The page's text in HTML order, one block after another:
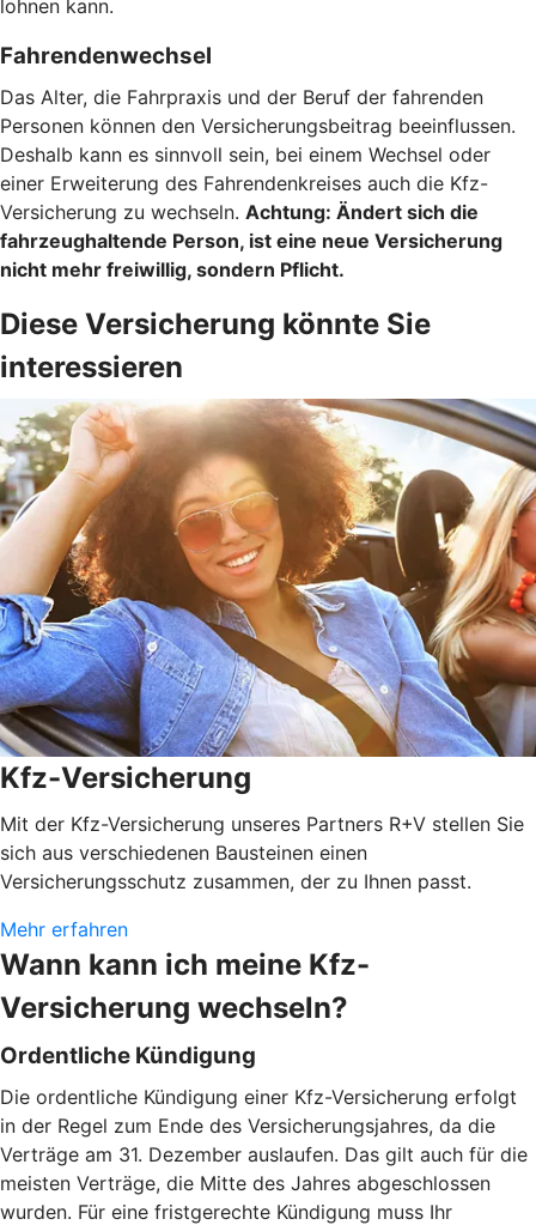
lohnen kann.
Fahrendenwechsel
Das Alter, die Fahrpraxis und der Beruf der fahrenden
Personen können den Versicherungsbeitrag beeinflussen.
Deshalb kann es sinnvoll sein, bei einem Wechsel oder
einer Erweiterung des Fahrendenkreises auch die Kfz-
Versicherung zu wechseln. Achtung: Ändert sich die
fahrzeughaltende Person, ist eine neue Versicherung
nicht mehr freiwillig, sondern Pflicht.
Diese Versicherung könnte Sie
interessieren
Kfz-Versicherung
Mit der Kfz-Versicherung unseres Partners R+V stellen Sie
sich aus verschiedenen Bausteinen einen
Versicherungsschutz zusammen, der zu Ihnen passt.
Mehr erfahren
Wann kann ich meine Kfz-
Versicherung wechseln?
Ordentliche Kündigung
Die ordentliche Kündigung einer Kfz-Versicherung erfolgt
in der Regel zum Ende des Versicherungsjahres, da die
Verträge am 31. Dezember auslaufen. Das gilt auch für die
meisten Verträge, die Mitte des Jahres abgeschlossen
wurden. Für eine fristgerechte Kündigung muss Ihr